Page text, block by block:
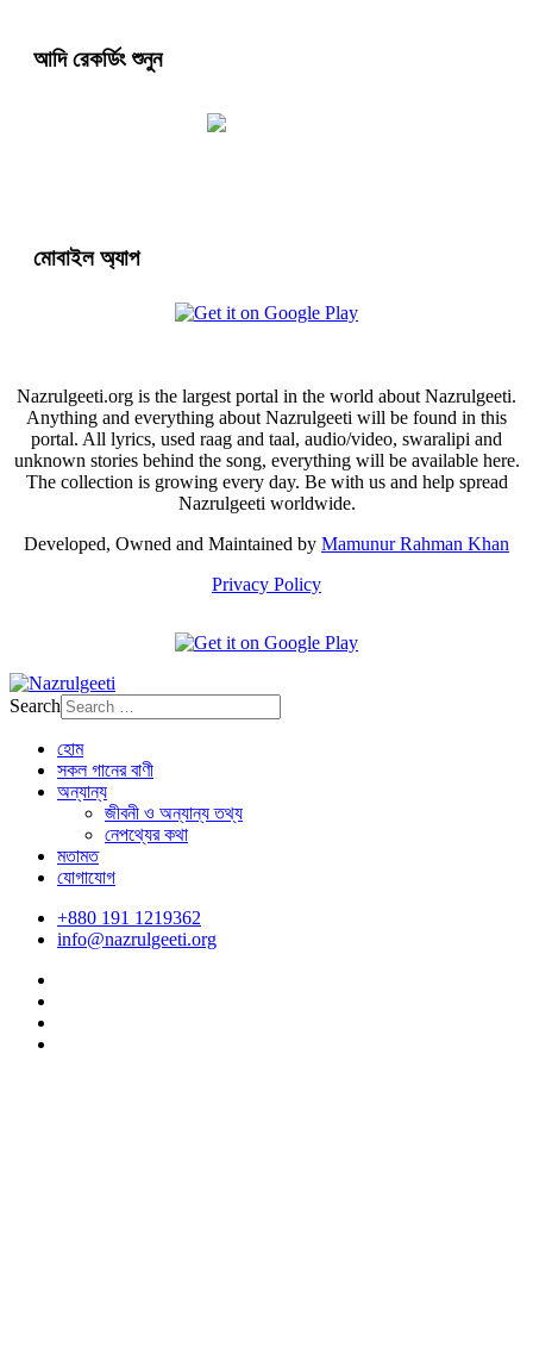
আদি রেকর্ডিং শুনুন
মোবাইল অ্যাপ
Nazrulgeeti.org is the largest portal in the world about Nazrulgeeti.
Anything and everything about Nazrulgeeti will be found in this
portal. All lyrics, used raag and taal, audio/video, swaralipi and
unknown stories behind the song, everything will be available here.
The collection is growing every day. Be with us and help spread
Nazrulgeeti worldwide.
Developed, Owned and Maintained by Mamunur Rahman Khan
Privacy Policy
Search
হোম
সকল গানের বাণী
অন্যান্য
জীবনী ও অন্যান্য তথ্য
নেপথ্যের কথা
মতামত
যোগাযোগ
+880 191 1219362
info@nazrulgeeti.org